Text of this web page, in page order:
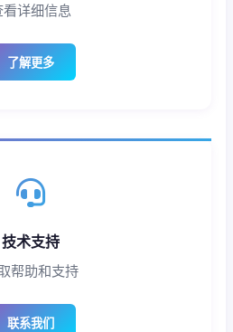
看详细信息
了解更多
技术支持
帮助和支持
联系我们